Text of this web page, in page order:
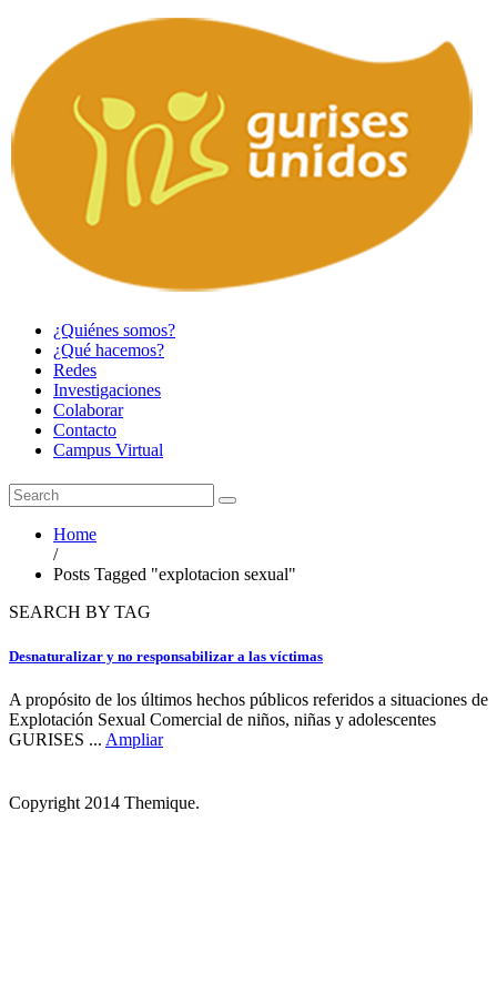
¿Quiénes somos?
¿Qué hacemos?
Redes
Investigaciones
Colaborar
Contacto
Campus Virtual
Home
/
Posts Tagged "explotacion sexual"
SEARCH BY TAG
Desnaturalizar y no responsabilizar a las víctimas
A propósito de los últimos hechos públicos referidos a situaciones de
Explotación Sexual Comercial de niños, niñas y adolescentes
GURISES ... Ampliar
Copyright 2014 Themique.